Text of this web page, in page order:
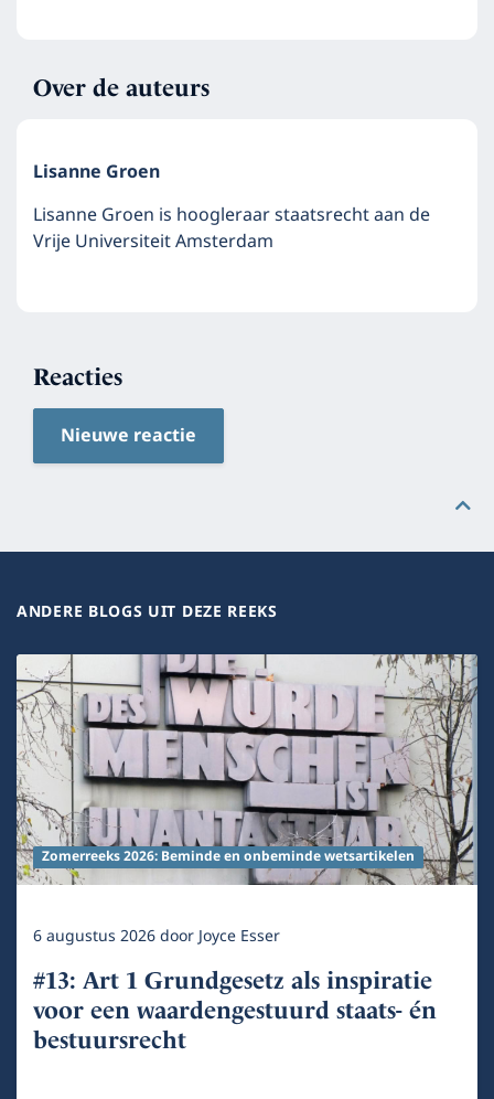
Over de auteurs
Lisanne Groen
Lisanne Groen is hoogleraar staatsrecht aan de
Vrije Universiteit Amsterdam
Reacties
Nieuwe reactie
ANDERE BLOGS UIT DEZE REEKS
Zomerreeks 2026: Beminde en onbeminde wetsartikelen
6 augustus 2026doorJoyce Esser
#13: Art 1 Grundgesetz als inspiratie
voor een waardengestuurd staats- én
bestuursrecht